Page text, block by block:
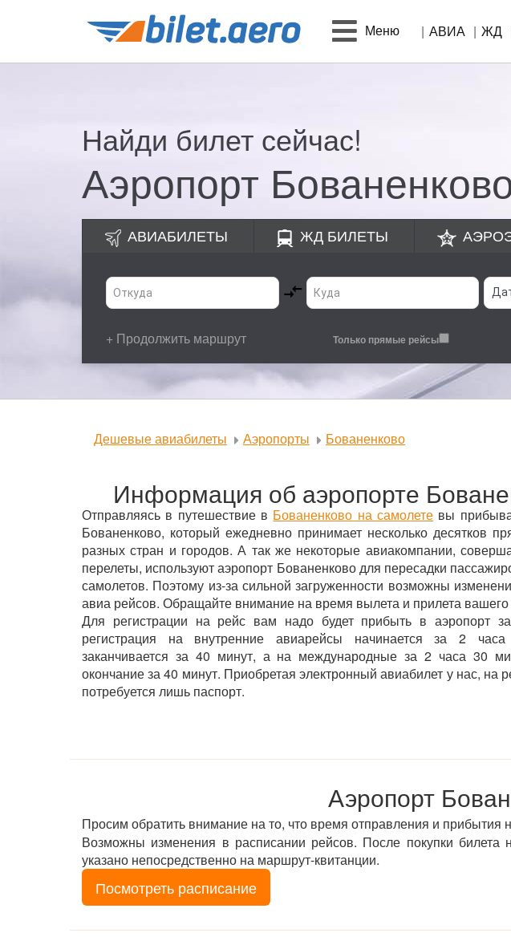
Меню АВИА ЖД
Найди билет сейчас!
Аэропорт
АВИАБИЛЕТЫ ЖД БИЛЕТЫ
+ Продолжить маршрут Только прямые рейсы
Дешевые авиабилеты Аэропорты Бованенково
Информация об аэропорте
Отправляясь в путешествие в Бованенково на самолете вы
Бованенково, который ежедневно принимает несколько десятков
разных стран и городов. А так же некоторые авиакомпании,
перелеты, используют аэропорт Бованенково для пересадки
самолетов. Поэтому из-за сильной загруженности возможны
авиа рейсов. Обращайте внимание на время вылета и прилета вашего
Для регистрации на рейс вам надо будет прибыть в аэропорт
регистрация на внутренние авиарейсы начинается за 2
заканчивается за 40 минут, а на международные за 2 часа 30
окончание за 40 минут. Приобретая электронный авиабилет у нас, на
потребуется лишь паспорт.
Аэропорт
Просим обратить внимание на то, что время отправления и прибытия
Возможны изменения в расписании рейсов. После покупки
указано непосредственно на маршрут-квитанции.
Посмотреть расписание